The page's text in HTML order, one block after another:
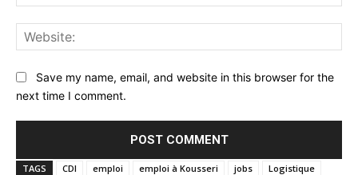
Save my name, email, and website in this browser for the
next time I comment.
TAGS CDI emploi emploi à Kousseri jobs Logistique